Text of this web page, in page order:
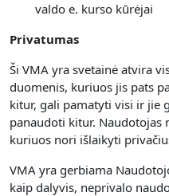
valdo e. kurso kūrėjai
Privatumas
Ši VMA yra svetainė atvira
duomenis, kuriuos jis pats
kitur, gali pamatyti visi ir jie
panaudoti kitur. Naudotojas
kuriuos nori išlaikyti
VMA yra gerbiama
kaip dalyvis, neprivalo